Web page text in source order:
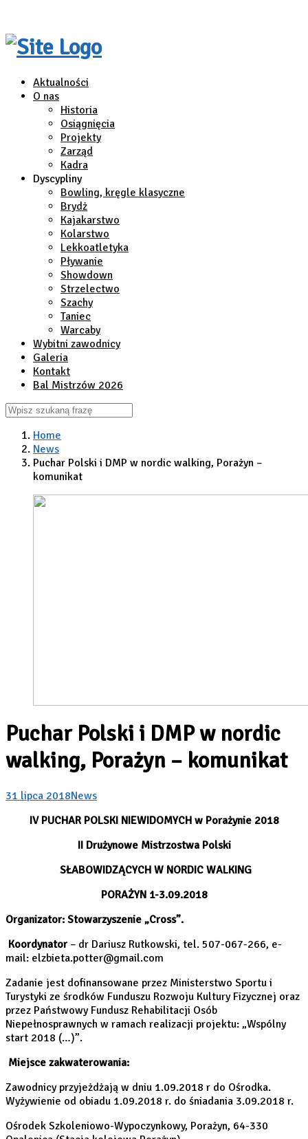
Aktualności
O nas
Historia
Osiągnięcia
Projekty
Zarząd
Kadra
Dyscypliny
Bowling, kręgle klasyczne
Brydż
Kajakarstwo
Kolarstwo
Lekkoatletyka
Pływanie
Showdown
Strzelectwo
Szachy
Taniec
Warcaby
Wybitni zawodnicy
Galeria
Kontakt
Bal Mistrzów 2026
Home
News
Puchar Polski i DMP w nordic walking, Porażyn –
komunikat
Puchar Polski i DMP w nordic
walking, Porażyn – komunikat
31 lipca 2018News
IV PUCHAR POLSKI NIEWIDOMYCH w Porażynie 2018
II Drużynowe Mistrzostwa Polski
SŁABOWIDZĄCYCH W NORDIC WALKING
PORAŻYN 1-3.09.2018
Organizator: Stowarzyszenie „Cross”.
Koordynator – dr Dariusz Rutkowski, tel. 507-067-266, e-
mail: elzbieta.potter@gmail.com
Zadanie jest dofinansowane przez Ministerstwo Sportu i
Turystyki ze środków Funduszu Rozwoju Kultury Fizycznej oraz
przez Państwowy Fundusz Rehabilitacji Osób
Niepełnosprawnych w ramach realizacji projektu: „Wspólny
start 2018 (…)”.
Miejsce zakwaterowania:
Zawodnicy przyjeżdżają w dniu 1.09.2018 r do Ośrodka.
Wyżywienie od obiadu 1.09.2018 r. do śniadania 3.09.2018 r.
Ośrodek Szkoleniowo-Wypoczynkowy, Porażyn, 64-330